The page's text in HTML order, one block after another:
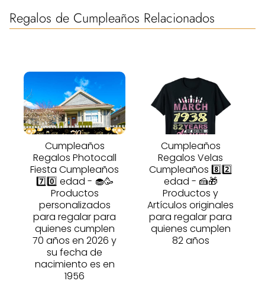
Regalos de Cumpleaños Relacionados
Cumpleaños
Regalos Photocall
Fiesta Cumpleaños
7️⃣0️⃣ edad - 🧁🥳
Productos
personalizados
para regalar para
quienes cumplen
70 años en 2026 y
su fecha de
nacimiento es en
1956
Cumpleaños
Regalos Velas
Cumpleaños 8️⃣2️⃣
edad - 🍰🎁
Productos y
Artículos originales
para regalar para
quienes cumplen
82 años